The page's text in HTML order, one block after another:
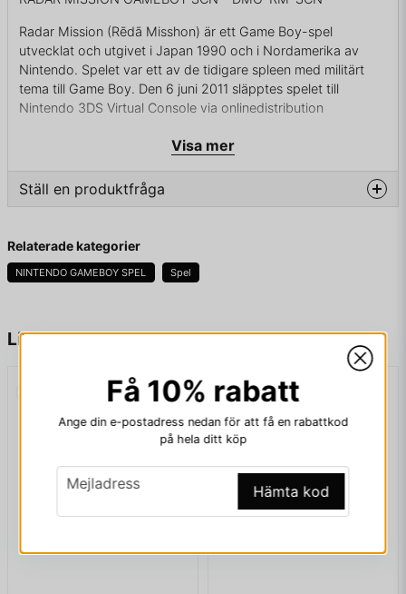
Liknande produkter
Radar Mission (Rēdā Misshon) är ett Game Boy-spel
utvecklat och utgivet i Japan 1990 och i Nordamerika av
Nintendo. Spelet var ett av de tidigare spleen med militärt
tema till Game Boy. Den 6 juni 2011 släpptes spelet till
Nintendo 3DS Virtual Console via onlinedistribution
Spelet innehåller två olika varianter, spel A är en variant av
Sänka skepp, medan man i spel B styr en ubåt i strid mot
ENDAST KASSETT
Visa mer
Ställ en produktfråga
Fråga oss något om denna produkten...
Namn
Ja, ni får publicera min fråga
Relaterade kategorier
NINTENDO GAMEBOY SPEL Spel
Få 10% rabatt
Ange din e-postadress nedan för att få en rabattkod
på hela ditt köp
email
Mejladress Hämta kod